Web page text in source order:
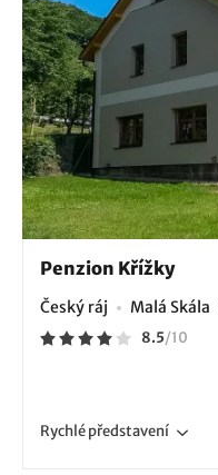
Penzion Křížky
Český ráj Malá Skála
8.5/10
Rychlépředstavení